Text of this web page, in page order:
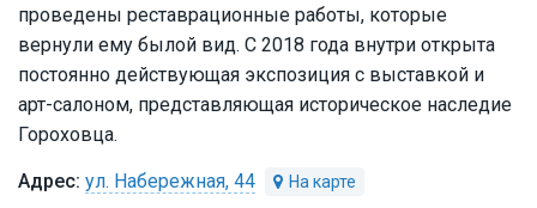
проведены реставрационные работы, которые
вернули ему былой вид. С 2018 года внутри открыта
постоянно действующая экспозиция с выставкой и
арт-салоном, представляющая историческое наследие
Гороховца.
ул. Набережная, 44